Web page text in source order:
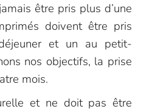
être pris plus d’une
doivent être pris
et un au petit-
nos objectifs, la prise
mois.
et ne doit pas être